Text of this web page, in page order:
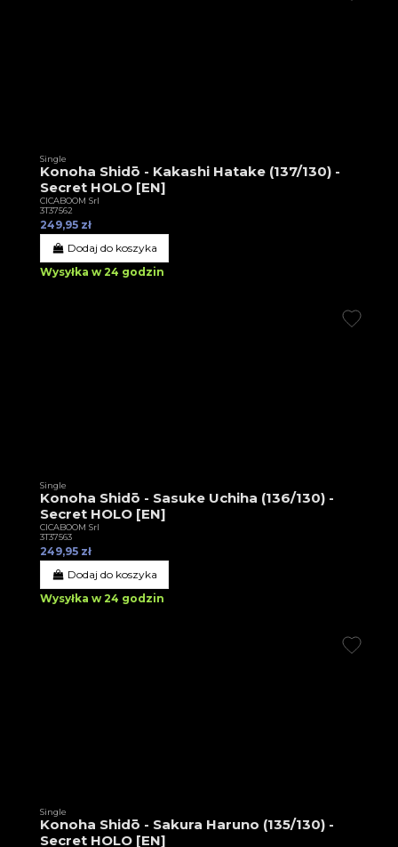
Single
Konoha Shidō - Kakashi Hatake (137/130) -
Secret HOLO [EN]
CICABOOM Srl
3T37562
249,95 zł
Dodaj do koszyka
Wysyłka w 24 godzin
Single
Konoha Shidō - Sasuke Uchiha (136/130) -
Secret HOLO [EN]
CICABOOM Srl
3T37563
249,95 zł
Dodaj do koszyka
Wysyłka w 24 godzin
Single
Konoha Shidō - Sakura Haruno (135/130) -
Secret HOLO [EN]